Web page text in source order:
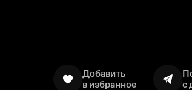
Добавить
в избранное
с